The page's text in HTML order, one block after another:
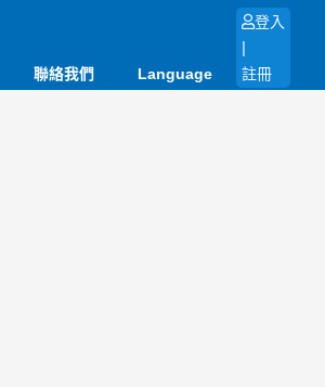
聯絡我們 Language
登入
|
註冊